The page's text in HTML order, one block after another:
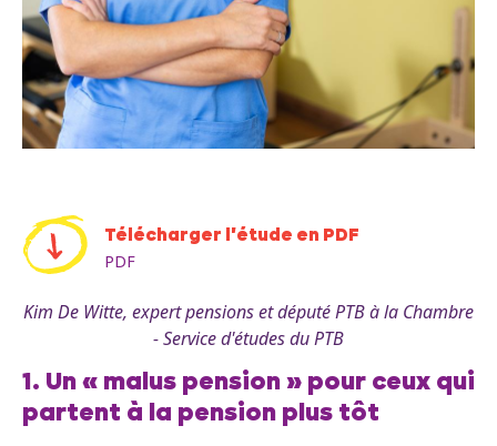
Télécharger l'étude en PDF
PDF
Kim De Witte, expert pensions et député PTB à la Chambre
- Service d'études du PTB
1. Un « malus pension » pour ceux qui
partent à la pension plus tôt